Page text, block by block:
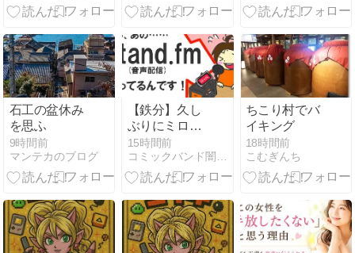
(2026/08/10)
石工の盆休み
を思ふ
9時間前
マンテカのブログ
【鉄分】久し
ぶりにミロ飲
んだった！
15時間前
コミックバンド闇鍋 鍋汁研究室
ちこり村でバ
イキング
18時間前
こむぎんち